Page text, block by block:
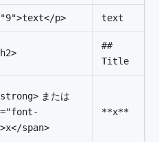
p> text
##
Title
または
span>
**x**